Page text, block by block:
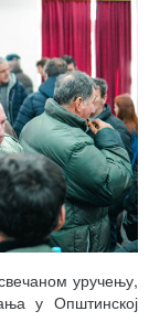
уручењу,
у Општинској